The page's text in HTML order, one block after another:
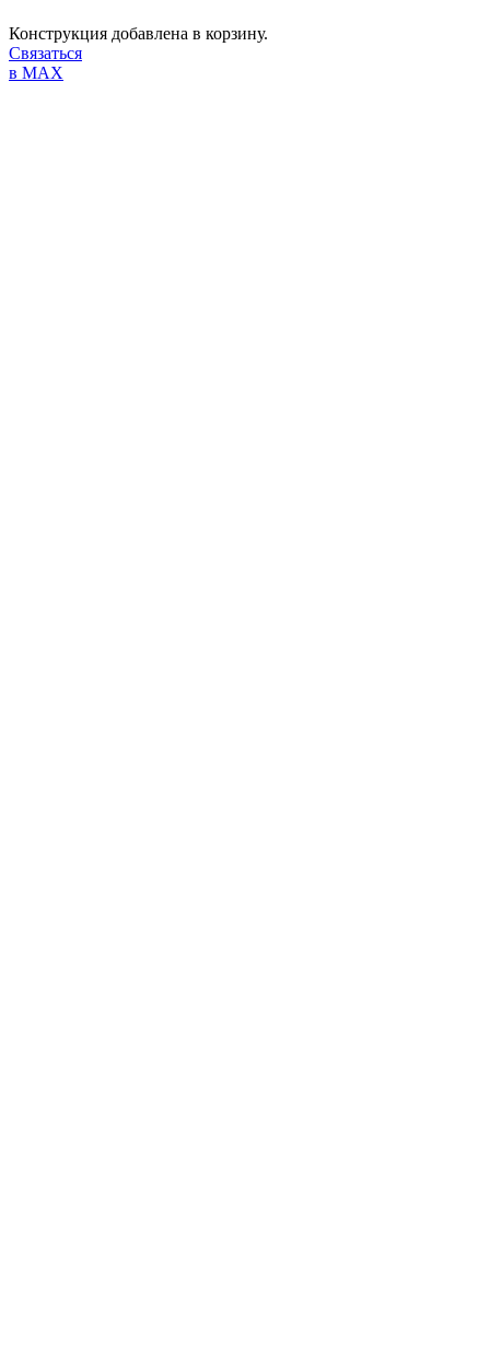
Конструкция добавлена в корзину.
Связаться
в MAX